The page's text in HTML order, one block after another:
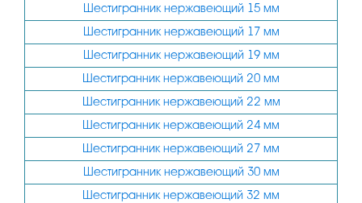
Шестигранник нержавеющий 15 мм
Шестигранник нержавеющий 17 мм
Шестигранник нержавеющий 19 мм
Шестигранник нержавеющий 20 мм
Шестигранник нержавеющий 22 мм
Шестигранник нержавеющий 24 мм
Шестигранник нержавеющий 27 мм
Шестигранник нержавеющий 30 мм
Шестигранник нержавеющий 32 мм